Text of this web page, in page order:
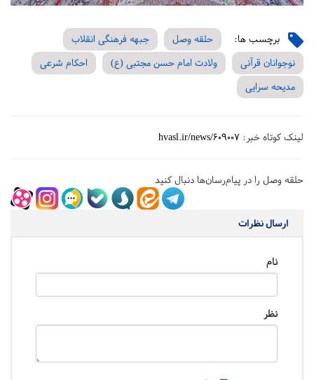
برچسب ها: حلقه وصل
جبهه فرهنگی انقلاب
نوجوانان قرآنی
ولادت امام حسن مجتبی (ع)
احکام شرعی
مدیحه سرایی
لینک کوتاه خبر: hvasl.ir/news/609007
حلقه وصل را در پیام‌رسان‌ها دنبال کنید
ارسال نظرات
نام
نظر